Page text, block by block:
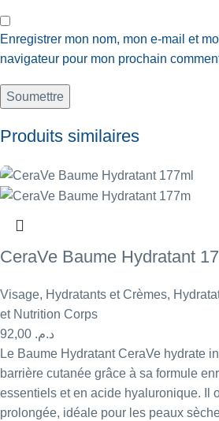
Enregistrer mon nom, mon e-mail et
navigateur pour mon prochain
Produits similaires
CeraVe Baume Hydratant
Visage, Hydratants et Crèmes,
et Nutrition Corps
د.م.
Le Baume Hydratant CeraVe hydrate
barrière cutanée grâce à sa formule
essentiels et en acide hyaluronique. Il
prolongée, idéale pour les peaux